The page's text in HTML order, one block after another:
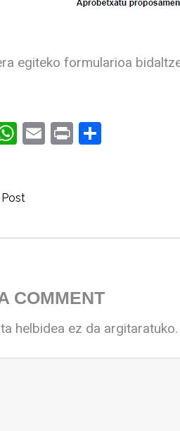
egiteko formularioa
WhatsApp
Email
PrintShare
COMMENT
helbidea ez da argitaratuko.